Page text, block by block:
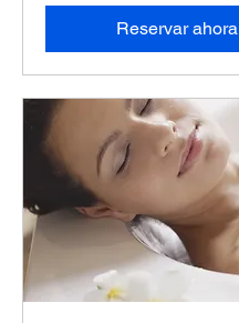
Reservar ahora